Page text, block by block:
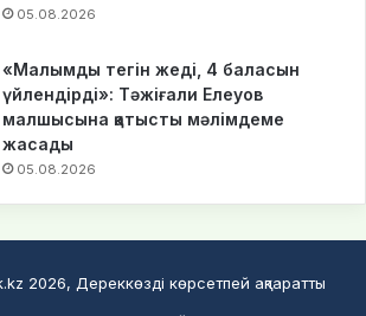
05.08.2026
«Малымды тегін жеді, 4 баласын
үйлендірді»: Тәжіғали Елеуов
малшысына қатысты мәлімдеме
жасады
05.08.2026
2026, Дереккөзді көрсетпей ақпаратты